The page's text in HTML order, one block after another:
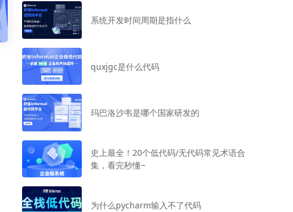
系统开发时间周期是指什么
quxjgc是什么代码
玛巴洛沙韦是哪个国家研发的
史上最全！20个低代码/无代码常见术语合
集，看完秒懂~
为什么pycharm输入不了代码